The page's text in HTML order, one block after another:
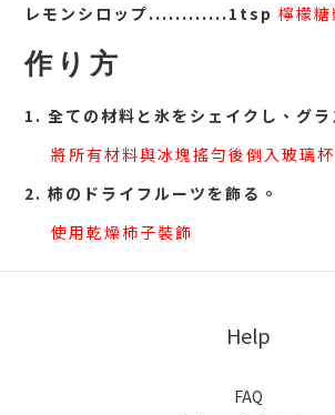
レモンシロップ............1tsp 檸檬糖
作り方
1. 全ての材料と氷をシェイクし、グラ
將所有材料與冰塊搖勻後倒入玻璃杯
2. 柿のドライフルーツを飾る。
使用乾燥柿子裝飾
Help
FAQ